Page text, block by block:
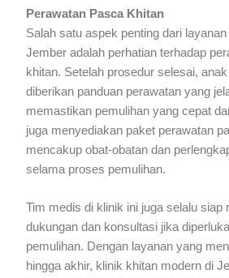
Perawatan Pasca Khitan
Salah satu aspek penting dari
Jember adalah perhatian terhadap
khitan. Setelah prosedur selesai,
diberikan panduan perawatan yang
memastikan pemulihan yang cepat
juga menyediakan paket perawatan
mencakup obat-obatan dan
selama proses pemulihan.
Tim medis di klinik ini juga selalu siap
dukungan dan konsultasi jika
pemulihan. Dengan layanan yang
hingga akhir, klinik khitan modern di